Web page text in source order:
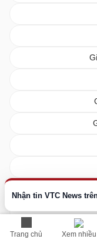
Trang chủ Xem nhiều
Nhận tin VTC News